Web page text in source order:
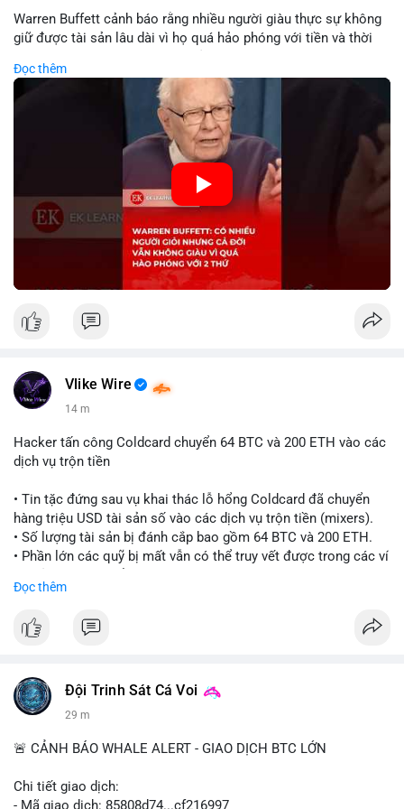
Warren Buffett cảnh báo rằng nhiều người giàu thực sự không
giữ được tài sản lâu dài vì họ quá hảo phóng với tiền và thời
nhuận tái đầu tư và suy giảm sức mạnh tăng trưởng danh mục.
Đối với nhà đầu tư crypto, giữ lại lợi nhuận để tái đầu tư vào
dự án tiềm năng quan trọng hơn chia sẻ quá mức. Cân bằng
đóng góp xã hội và bảo vệ tài sản giúp nhà đầu tư đạt được
bền vững tài chính mà Buffett đề cao.
🎥 Xem video trực tiếp tại:
Nguồn: KIEN THUC KINH TE
Đọc thêm
Vlike Wire
14 m
Hacker tấn công Coldcard chuyển 64 BTC và 200 ETH vào các
dịch vụ trộn tiền
• Tin tặc đứng sau vụ khai thác lỗ hổng Coldcard đã chuyển
hàng triệu USD tài sản số vào các dịch vụ trộn tiền (mixers).
• Số lượng tài sản bị đánh cắp bao gồm 64 BTC và 200 ETH.
• Phần lớn các quỹ bị mất vẫn có thể truy vết được trong các ví
#cryptonews
#vlikevn #titanbot
📰 Nguồn: Cointelegraph
Đọc thêm
Đội Trinh Sát Cá Voi
29 m
🚨 CẢNH BÁO WHALE ALERT - GIAO DỊCH BTC LỚN
Chi tiết giao dịch:
- Mã giao dịch: 85808d74...cf216997